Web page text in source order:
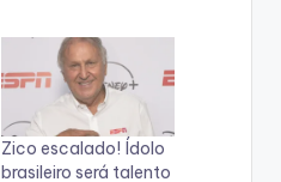
Zico escalado! Ídolo
brasileiro será talento